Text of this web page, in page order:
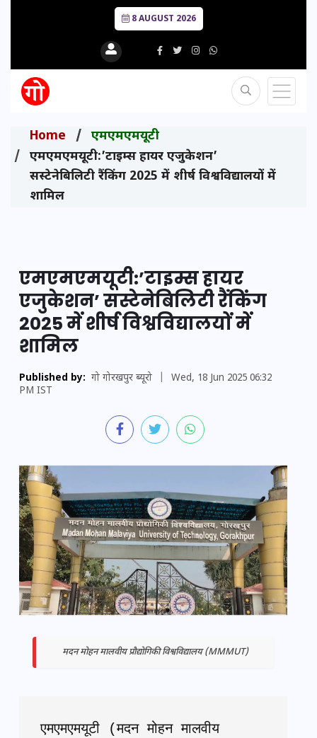
8 AUGUST 2026
Home
एमएमएमयूटी
एमएमएमयूटी:’टाइम्स हायर एजुकेशन’
सस्टेनेबिलिटी रैंकिंग 2025 में शीर्ष विश्वविद्यालयों में
शामिल
एमएमएमयूटी:’टाइम्स हायर
एजुकेशन’ सस्टेनेबिलिटी रैंकिंग
2025 में शीर्ष विश्वविद्यालयों में
शामिल
Published by: गो गोरखपुर ब्यूरो
Wed, 18 Jun 2025 06:32
PM IST
मदन मोहन मालवीय प्रौद्योगिकी विश्वविद्यालय (MMMUT)
एमएमएमयूटी (मदन मोहन मालवीय